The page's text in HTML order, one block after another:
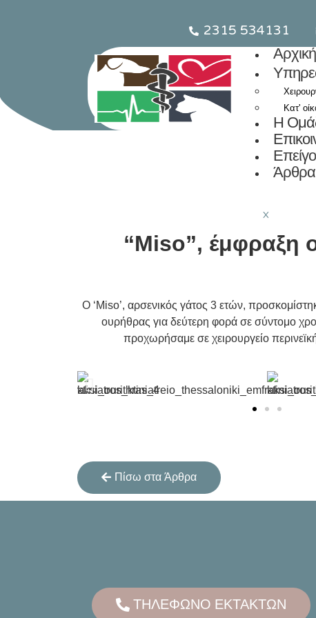
2315 534131
Αρχική
Κατ’
Η
Άρθρα
X
“Miso”, έμφραξη
Ο ‘Miso’, αρσενικός γάτος 3 ετών,
ουρήθρας για δεύτερη φορά σε σύντομο
προχωρήσαμε σε χειρουργείο
Πίσω στα Άρθρα
ΤΗΛΕΦΩΝΟ ΕΚΤΑΚΤΩΝ